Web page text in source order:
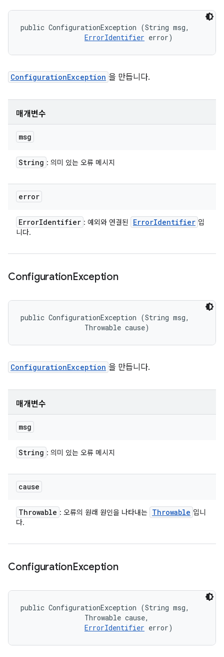
public ConfigurationException (String msg,
ErrorIdentifier error)
ConfigurationException 을 만듭니다.
매개변수
msg
String : 의미 있는 오류 메시지
error
ErrorIdentifier : 예외와 연결된 ErrorIdentifier 입
니다.
ConfigurationException
public ConfigurationException (String msg,
                Throwable cause)
ConfigurationException 을 만듭니다.
매개변수
msg
String : 의미 있는 오류 메시지
cause
Throwable : 오류의 원래 원인을 나타내는 Throwable 입니
다.
ConfigurationException
public ConfigurationException (String msg,
                Throwable cause,
ErrorIdentifier error)